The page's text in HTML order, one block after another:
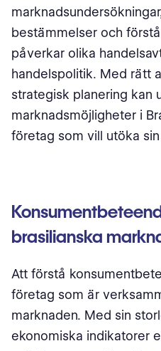
bestämmelser och
påverkar olika
handelspolitik. Med rätt
strategisk planering kan
marknadsmöjligheter i
företag som vill utöka
brasilianska
Att förstå
företag som är
marknaden. Med sin
ekonomiska indikatorer